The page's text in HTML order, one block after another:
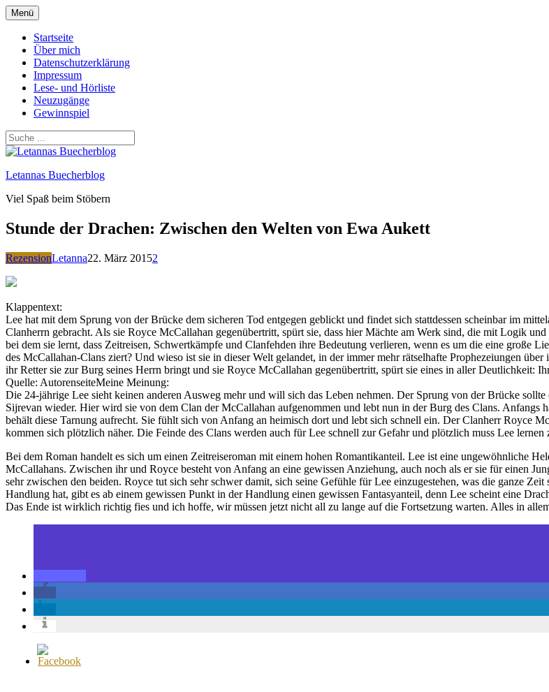
Zum
Inhalt
springen
Menü
Startseite
Über mich
Datenschutzerklärung
Impressum
Lese- und Hörliste
Neuzugänge
Gewinnspiel
Letannas Buecherblog
Viel Spaß beim Stöbern
Stunde der Drachen: Zwischen den Welten von Ewa Aukett
RezensionLetanna22. März 20152
Klappentext:
Lee hat mit dem Sprung von der Brücke dem sicheren Tod entgegen geblickt und findet sich stattdessen scheinbar im
Clanherrn gebracht. Als sie Royce McCallahan gegenübertritt, spürt sie, dass hier Mächte am Werk sind, die mit Logik
bei dem sie lernt, dass Zeitreisen, Schwertkämpfe und Clanfehden ihre Bedeutung verlieren, wenn es um die eine große
des McCallahan-Clans ziert? Und wieso ist sie in dieser Welt gelandet, in der immer mehr rätselhafte Prophezeiungen
ihr Retter sie zur Burg seines Herrn bringt und sie Royce McCallahan gegenübertritt, spürt sie eines in aller Deutlichkeit:
Quelle: AutorenseiteMeine Meinung:
Die 24-jährige Lee sieht keinen anderen Ausweg mehr und will sich das Leben nehmen. Der Sprung von der Brücke
Sijrevan wieder. Hier wird sie von dem Clan der McCallahan aufgenommen und lebt nun in der Burg des Clans.
behält diese Tarnung aufrecht. Sie fühlt sich von Anfang an heimisch dort und lebt sich schnell ein. Der Clanherr Royce
kommen sich plötzlich näher. Die Feinde des Clans werden auch für Lee schnell zur Gefahr und plötzlich muss Lee
Bei dem Roman handelt es sich um einen Zeitreiseroman mit einem hohen Romantikanteil. Lee ist eine ungewöhnliche
McCallahans. Zwischen ihr und Royce besteht von Anfang an eine gewissen Anziehung, auch noch als er sie für einen
sehr zwischen den beiden. Royce tut sich sehr schwer damit, sich seine Gefühle für Lee einzugestehen, was die ganze
Handlung hat, gibt es ab einem gewissen Punkt in der Handlung einen gewissen Fantasyanteil, denn Lee scheint eine
Das Ende ist wirklich richtig fies und ich hoffe, wir müssen jetzt nicht all zu lange auf die Fortsetzung warten. Alles in